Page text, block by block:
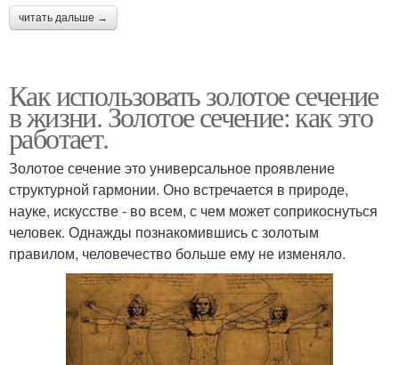
читать дальше →
Как использовать золотое сечение
в жизни. Золотое сечение: как это
работает.
Золотое сечение это универсальное проявление
структурной гармонии. Оно встречается в природе,
науке, искусстве - во всем, с чем может соприкоснуться
человек. Однажды познакомившись с золотым
правилом, человечество больше ему не изменяло.